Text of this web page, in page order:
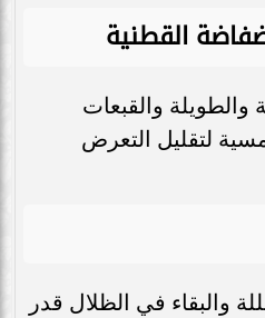
القطنية
والطويلة والقبعات
لتقليل التعرض
والبقاء في الظلال قدر